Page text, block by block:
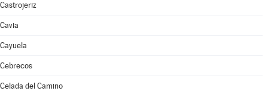
Castrojeriz
Cavia
Cayuela
Cebrecos
Celada del Camino